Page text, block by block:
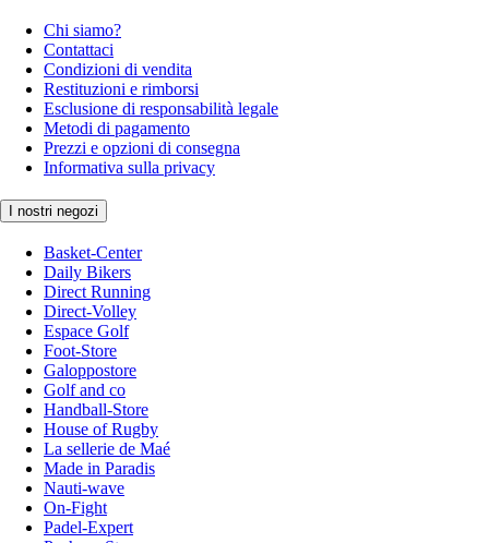
Chi siamo?
Contattaci
Condizioni di vendita
Restituzioni e rimborsi
Esclusione di responsabilità legale
Metodi di pagamento
Prezzi e opzioni di consegna
Informativa sulla privacy
I nostri negozi
Basket-Center
Daily Bikers
Direct Running
Direct-Volley
Espace Golf
Foot-Store
Galoppostore
Golf and co
Handball-Store
House of Rugby
La sellerie de Maé
Made in Paradis
Nauti-wave
On-Fight
Padel-Expert